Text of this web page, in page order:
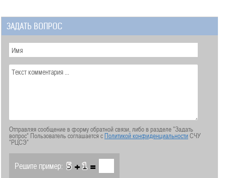
ЗАДАТЬ ВОПРОС
Отправляя сообщение в форму обратной связи, либо в разделе "Задать
вопрос" Пользователь соглашается сПолитикой конфиденциальностиСЧУ
"РЦСЭ"
Решите пример: + =